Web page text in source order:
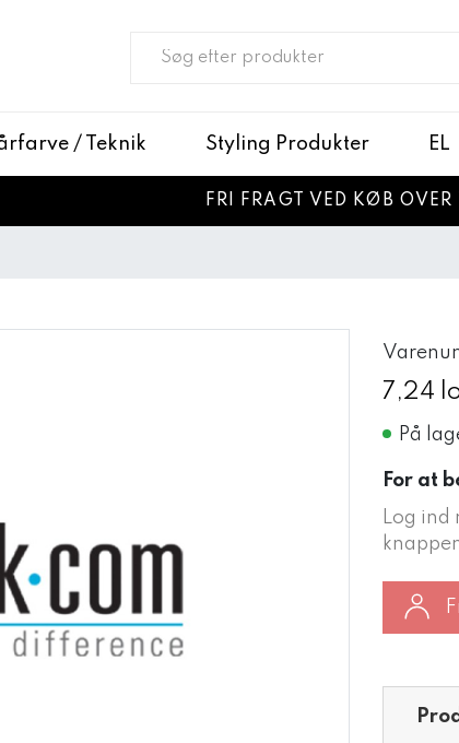
/ Teknik Styling Produkter EL
FRI FRAGT VED KØB
7,24
På
For at
Log ind